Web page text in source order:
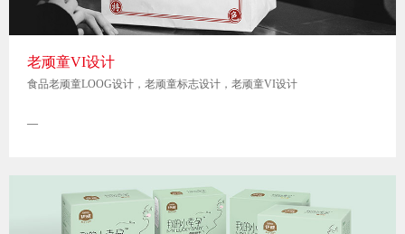
老顽童VI设计
食品老顽童LOOG设计，老顽童标志设计，老顽童VI设计
—